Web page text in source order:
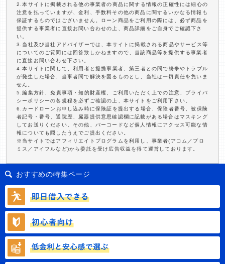
2.本サイトに掲載される他の事業者の商品に関する情報の正確性には細心の
注意を払っていますが、金利、手数料その他の商品に関するいかなる情報も
保証するものではございません。ローン商品をご利用の際には、必ず商品を
提供する事業者に直接お問い合わせの上、商品詳細をご自身でご確認下さ
い。
3.当社及び当社アドバイザーでは、本サイトに掲載される商品やサービス等
についてのご質問には回答致しかねますので、当該商品等を提供する事業者
に直接お問い合わせ下さい。
4.本サイトに関して、利用者と提携事業者、第三者との間で紛争やトラブル
が発生した場合、当事者間で解決を図るものとし、当社は一切責任を負いま
せん。
5.編集方針、免責事項・知的財産権、ご利用いただく上での注意、プライバ
シーポリシーの各規程を必ずご確認の上、本サイトをご利用下さい。
6.カードローンお申し込み時に保険証を提出する場合、保険者番号、被保険
者記号・番号、通院歴、臓器提供意思確認欄に記載がある場合はマスキング
してお送りください。その他、バーコードなど個人情報にアクセス可能な情
報についても隠したうえでご提出ください。
※当サイトではアフィリエイトプログラムを利用し、事業者(アコム／プロ
ミス／アイフルなど)から委託を受け広告収益を得て運営しております。
おすすめの特集ページ